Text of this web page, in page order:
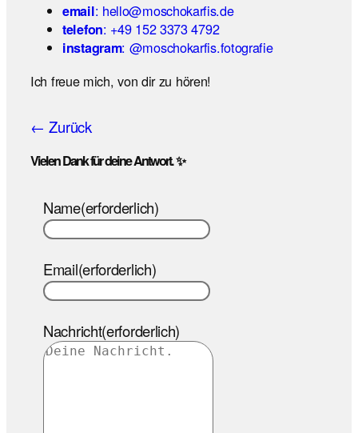
email: hello@moschokarfis.de
telefon: +49 152 3373 4792
instagram: @moschokarfis.fotografie
Ich freue mich, von dir zu hören!
← Zurück
Vielen Dank für deine Antwort. ✨
Name(erforderlich)
Email(erforderlich)
Nachricht(erforderlich)